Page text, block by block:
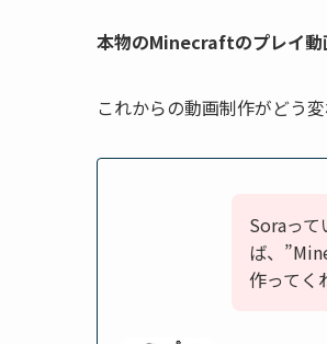
本物のMinecraftのプレイ動
これからの動画制作がどう
Soraっ
ば、
作ってく